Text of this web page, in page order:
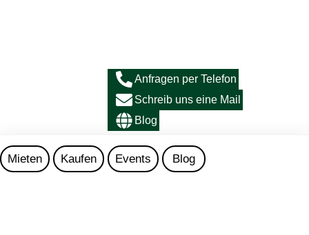
Mieten Kaufen Events Blog
Anfragen per Telefon
Schreib uns eine Mail
Blog